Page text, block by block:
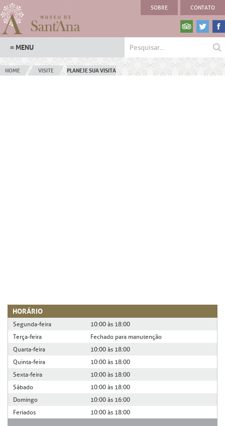
SOBRE CONTATO
HOME VISITE PLANEJE SUA VISITA
HORÁRIO
Segunda-feira
10:00 às 18:00
Terça-feira
Fechado para manutenção
Quarta-feira
10:00 às 18:00
Quinta-feira
10:00 às 18:00
Sexta-feira
10:00 às 18:00
Sábado
10:00 às 18:00
Domingo
10:00 às 16:00
Feriados
10:00 às 18:00